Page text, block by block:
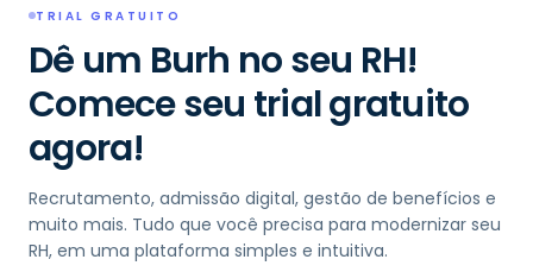
TRIAL GRATUITO
Dê um Burh no seu RH!
Comece seu trial gratuito
agora!
Recrutamento, admissão digital, gestão de benefícios e
muito mais. Tudo que você precisa para modernizar seu
RH, em uma plataforma simples e intuitiva.